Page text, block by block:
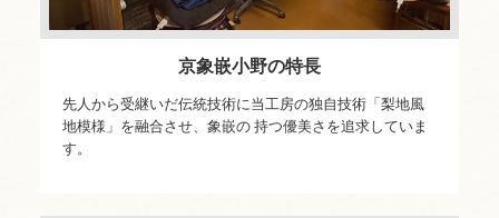
京象嵌小野の特長
先人から受継いだ伝統技術に当工房の独自技術「梨地風
地模様」を融合させ、象嵌の 持つ優美さを追求していま
す。